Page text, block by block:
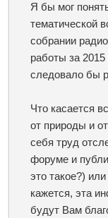
Я бы мог
тематической
собрании
работы за
следовало бы
Что касается
от природы и
себя труд
форуме и
это такое?)
кажется, эта
будут Вам